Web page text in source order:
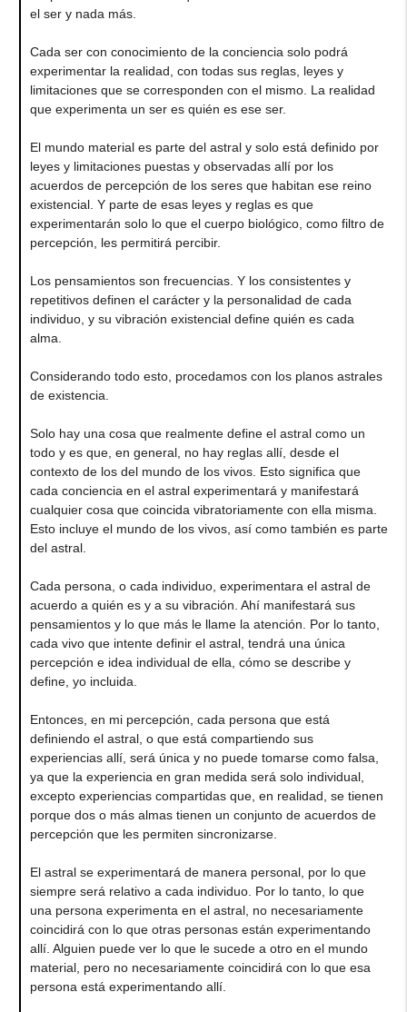
el ser y nada más.
Cada ser con conocimiento de la conciencia solo podrá
experimentar la realidad, con todas sus reglas, leyes y
limitaciones que se corresponden con el mismo. La realidad
que experimenta un ser es quién es ese ser.
El mundo material es parte del astral y solo está definido por
leyes y limitaciones puestas y observadas allí por los
acuerdos de percepción de los seres que habitan ese reino
existencial. Y parte de esas leyes y reglas es que
experimentarán solo lo que el cuerpo biológico, como filtro de
percepción, les permitirá percibir.
Los pensamientos son frecuencias. Y los consistentes y
repetitivos definen el carácter y la personalidad de cada
individuo, y su vibración existencial define quién es cada
alma.
Considerando todo esto, procedamos con los planos astrales
de existencia.
Solo hay una cosa que realmente define el astral como un
todo y es que, en general, no hay reglas allí, desde el
contexto de los del mundo de los vivos. Esto significa que
cada conciencia en el astral experimentará y manifestará
cualquier cosa que coincida vibratoriamente con ella misma.
Esto incluye el mundo de los vivos, así como también es parte
del astral.
Cada persona, o cada individuo, experimentara el astral de
acuerdo a quién es y a su vibración. Ahí manifestará sus
pensamientos y lo que más le llame la atención. Por lo tanto,
cada vivo que intente definir el astral, tendrá una única
percepción e idea individual de ella, cómo se describe y
define, yo incluida.
Entonces, en mi percepción, cada persona que está
definiendo el astral, o que está compartiendo sus
experiencias allí, será única y no puede tomarse como falsa,
ya que la experiencia en gran medida será solo individual,
excepto experiencias compartidas que, en realidad, se tienen
porque dos o más almas tienen un conjunto de acuerdos de
percepción que les permiten sincronizarse.
El astral se experimentará de manera personal, por lo que
siempre será relativo a cada individuo. Por lo tanto, lo que
una persona experimenta en el astral, no necesariamente
coincidirá con lo que otras personas están experimentando
allí. Alguien puede ver lo que le sucede a otro en el mundo
material, pero no necesariamente coincidirá con lo que esa
persona está experimentando allí.